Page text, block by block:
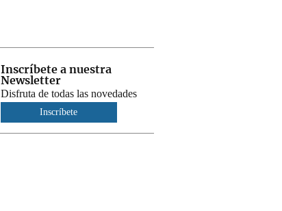
Inscríbete a nuestra
Newsletter
Disfruta de todas las novedades
Inscríbete